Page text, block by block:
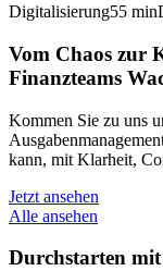
Digitalisierung55 min
Vom Chaos zur
Finanzteams
Kommen Sie zu uns
kann, mit Klarheit,
Jetzt ansehen
Alle ansehen
Durchstarten mit